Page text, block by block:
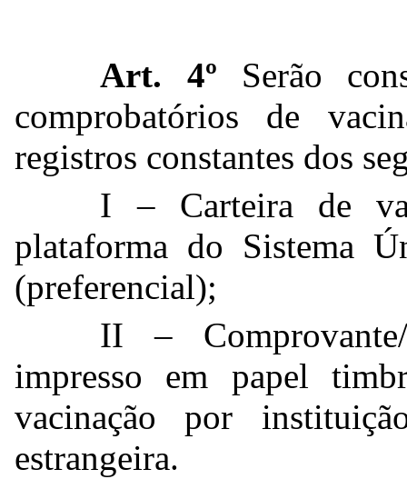
Art. 4º Serão
comprobatórios de
registros constantes dos
I – Carteira de
plataforma do Sistema
(preferencial);
II – Comprovante/
impresso em papel
vacinação por
estrangeira.